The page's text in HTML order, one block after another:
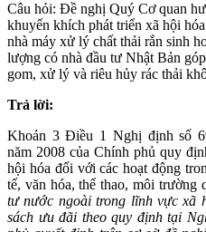
Câu hỏi: Đề nghị Quý Cơ quan
khuyến khích phát triển xã hội
nhà máy xử lý chất thải rắn sinh
lượng có nhà đầu tư Nhật Bản
gom, xử lý và riêu hủy rác thải
Trả lời:
Khoản 3 Điều 1 Nghị định số
năm 2008 của Chính phủ quy
hội hóa đối vớicác hoạt động
tế, văn hóa, thể thao, môi trường
tư nước ngoài trong lĩnh vực xã
sách ưu đãi theo quy định tại